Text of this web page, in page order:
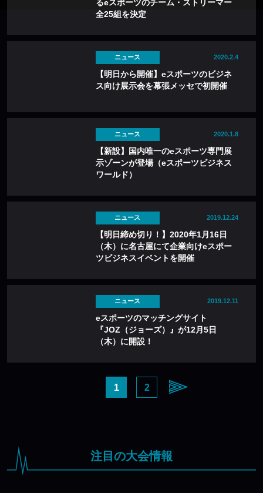
るeスポーツのチーム・ストリーマー
全25組を決定
ニュース 2020.2.4
【明日から開催】eスポーツのビジネ
ス向け展示会を幕張メッセで初開催
ニュース 2020.1.8
【新設】国内唯一のeスポーツ専門展
示ゾーンが登場（eスポーツビジネス
ワールド）
ニュース 2019.12.24
【明日締め切り！】2020年1月16日
（木）に名古屋にて企業向けeスポー
ツビジネスイベントを開催
ニュース 2019.12.11
eスポーツのマッチングサイト
『JOZ（ジョーズ）』が12月5日
（木）に開設！
1 2
注目の大会情報